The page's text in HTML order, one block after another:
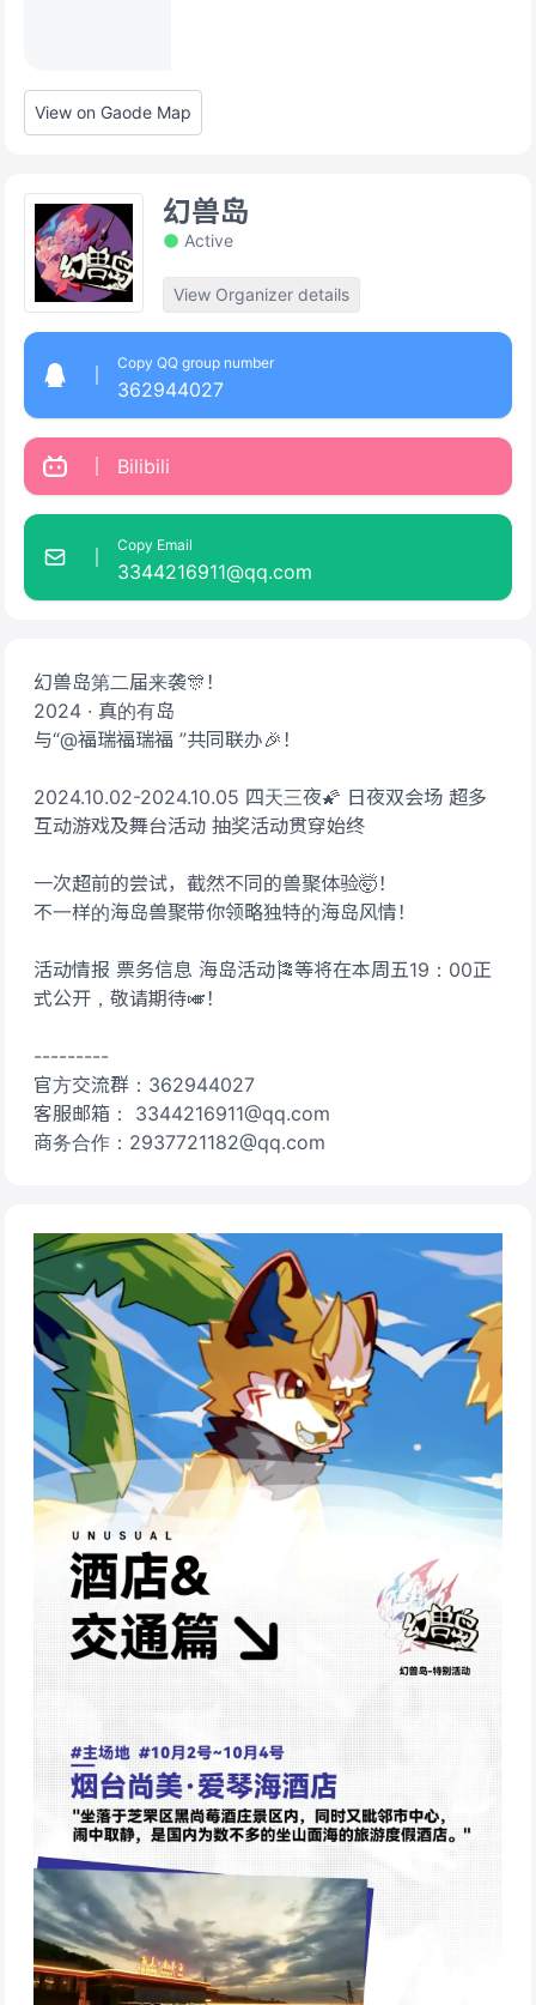
View on Gaode Map
幻兽岛第二届来袭🎊！
2024 · 真的有岛
与“@福瑞福瑞福 ”共同联办🎉！
2024.10.02-2024.10.05 四天三夜🌠 日夜双会场 超多
互动游戏及舞台活动 抽奖活动贯穿始终
一次超前的尝试，截然不同的兽聚体验🤯！
不一样的海岛兽聚带你领略独特的海岛风情！
活动情报 票务信息 海岛活动🎏等将在本周五19：00正
式公开，敬请期待🎺！
---------
官方交流群：362944027
客服邮箱： 3344216911@qq.com
商务合作：2937721182@qq.com
幻兽岛
Active
View Organizer details
Copy QQ group number
362944027
Bilibili
Copy Email
3344216911@qq.com